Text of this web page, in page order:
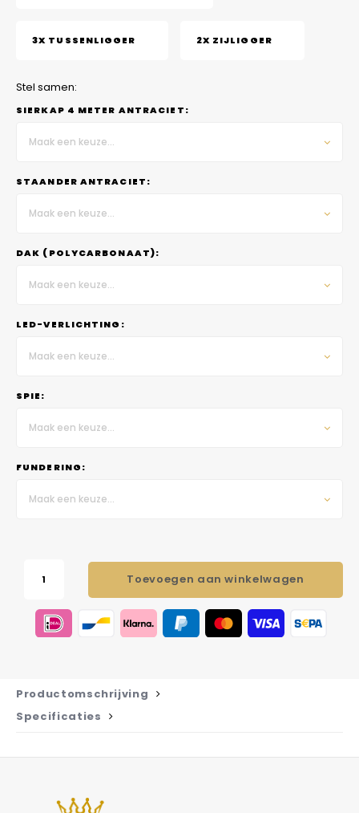
3X TUSSENLIGGER 2X ZIJLIGGER
Stel samen:
SIERKAP 4 METER ANTRACIET:
Maak een keuze...
STAANDER ANTRACIET:
Maak een keuze...
DAK (POLYCARBONAAT):
Maak een keuze...
LED-VERLICHTING:
Maak een keuze...
SPIE:
Maak een keuze...
FUNDERING:
Maak een keuze...
Toevoegen aan winkelwagen
Productomschrijving
Specificaties